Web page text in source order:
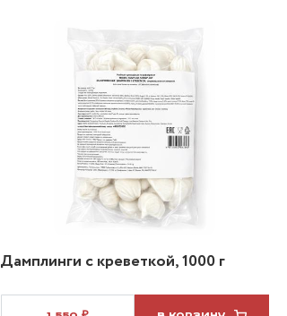
Дамплинги с креветкой, 1000 г